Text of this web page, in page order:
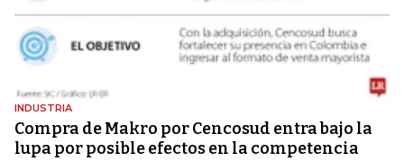
INDUSTRIA
Compra de Makro por Cencosud entra bajo la
lupa por posible efectos en la competencia